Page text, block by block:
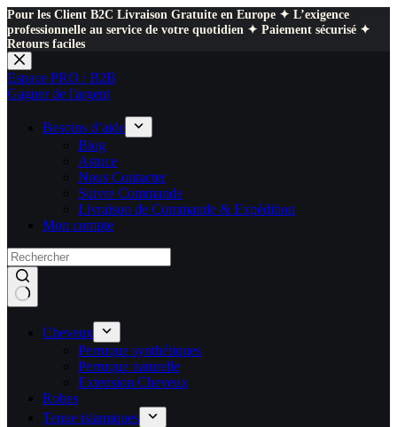
Pour les Client B2C Livraison Gratuite en Europe ✦ L’exigence
professionnelle au service de votre quotidien ✦ Paiement sécurisé ✦
Retours faciles
Passer
au
contenu
Espace PRO / B2B
Gagner de l'argent
Besoins d’aide
Blog
Astuce
Nous Contacter
Suivre Commande
Livraison de Commande & Expédition
Mon compte
Cheveux
Perruque synthétiques
Perruque naturelle
Extension Cheveux
Robes
Tenue islamiques